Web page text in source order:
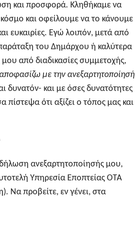
και προσφορά. Κληθήκαμε να
και οφείλουμε να το κάνουμε
ευκαιρίες. Εγώ λοιπόν, μετά από
του Δημάρχου ή καλύτερα
από διαδικασίες συμμετοχής,
αποφασίζω με την ανεξαρτητοποίησή
και με όσες δυνατότητες
πίστεψα ότι αξίζει ο τόπος μας και
ανεξαρτητοποίησής μου,
Υπηρεσία Εποπτείας ΟΤΑ
Να προβείτε, εν γένει, στα